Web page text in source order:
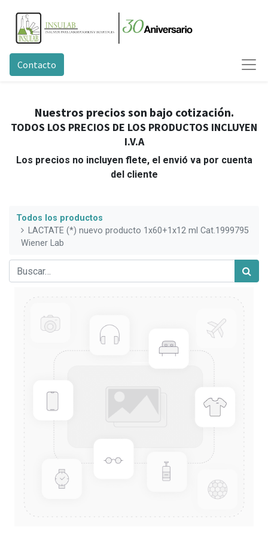
Contacto
Nuestros precios son bajo cotización.
TODOS LOS PRECIOS DE LOS PRODUCTOS INCLUYEN
I.V.A
Los precios no incluyen flete, el envió va por cuenta
del cliente
Todos los productos
LACTATE (*) nuevo producto 1x60+1x12 ml Cat.1999795
Wiener Lab